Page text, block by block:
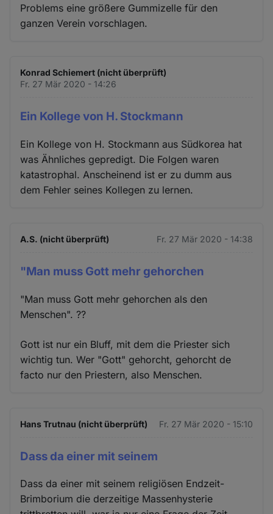
Problems eine größere Gummizelle für den
ganzen Verein vorschlagen.
Konrad Schiemert (nicht überprüft)
Fr. 27 Mär 2020 - 14:26
Ein Kollege von H. Stockmann
Ein Kollege von H. Stockmann aus Südkorea hat
was Ähnliches gepredigt. Die Folgen waren
katastrophal. Anscheinend ist er zu dumm aus
dem Fehler seines Kollegen zu lernen.
A.S. (nicht überprüft) Fr. 27 Mär 2020 - 14:38
"Man muss Gott mehr gehorchen
"Man muss Gott mehr gehorchen als den
Menschen". ??
Gott ist nur ein Bluff, mit dem die Priester sich
wichtig tun. Wer "Gott" gehorcht, gehorcht de
facto nur den Priestern, also Menschen.
Hans Trutnau (nicht überprüft) Fr. 27 Mär 2020 - 15:10
Dass da einer mit seinem
Dass da einer mit seinem religiösen Endzeit-
Brimborium die derzeitige Massenhysterie